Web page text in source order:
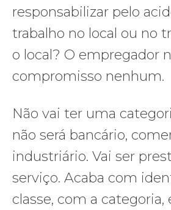
responsabilizar pelo
trabalho no local ou no
o local? O empregador
compromisso nenhum.
Não vai ter uma
não será bancário,
industriário. Vai ser
serviço. Acaba com
classe, com a categoria,